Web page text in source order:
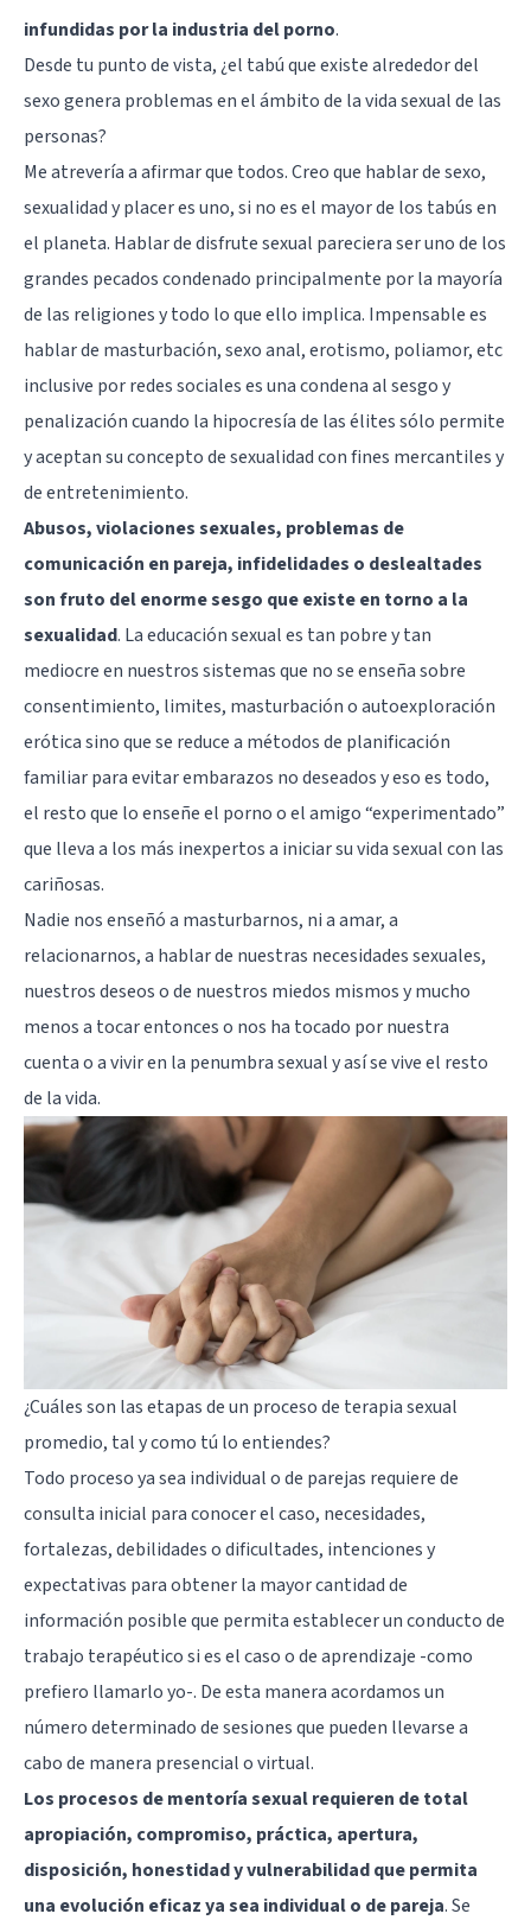
infundidas por la industria del porno.
Desde tu punto de vista, ¿el tabú que existe alrededor del
sexo genera problemas en el ámbito de la vida sexual de las
personas?
Me atrevería a afirmar que todos. Creo que hablar de sexo,
sexualidad y placer es uno, si no es el mayor de los tabús en
el planeta. Hablar de disfrute sexual pareciera ser uno de los
grandes pecados condenado principalmente por la mayoría
de las religiones y todo lo que ello implica. Impensable es
hablar de masturbación, sexo anal, erotismo, poliamor, etc
inclusive por redes sociales es una condena al sesgo y
penalización cuando la hipocresía de las élites sólo permite
y aceptan su concepto de sexualidad con fines mercantiles y
de entretenimiento.
Abusos, violaciones sexuales, problemas de
comunicación en pareja, infidelidades o deslealtades
son fruto del enorme sesgo que existe en torno a la
sexualidad. La educación sexual es tan pobre y tan
mediocre en nuestros sistemas que no se enseña sobre
consentimiento, limites, masturbación o autoexploración
erótica sino que se reduce a métodos de planificación
familiar para evitar embarazos no deseados y eso es todo,
el resto que lo enseñe el porno o el amigo “experimentado”
que lleva a los más inexpertos a iniciar su vida sexual con las
cariñosas.
Nadie nos enseñó a masturbarnos, ni a amar, a
relacionarnos, a hablar de nuestras necesidades sexuales,
nuestros deseos o de nuestros miedos mismos y mucho
menos a tocar entonces o nos ha tocado por nuestra
cuenta o a vivir en la penumbra sexual y así se vive el resto
de la vida.
¿Cuáles son las etapas de un proceso de terapia sexual
promedio, tal y como tú lo entiendes?
Todo proceso ya sea individual o de parejas requiere de
consulta inicial para conocer el caso, necesidades,
fortalezas, debilidades o dificultades, intenciones y
expectativas para obtener la mayor cantidad de
información posible que permita establecer un conducto de
trabajo terapéutico si es el caso o de aprendizaje -como
prefiero llamarlo yo-. De esta manera acordamos un
número determinado de sesiones que pueden llevarse a
cabo de manera presencial o virtual.
Los procesos de mentoría sexual requieren de total
apropiación, compromiso, práctica, apertura,
disposición, honestidad y vulnerabilidad que permita
una evolución eficaz ya sea individual o de pareja. Se